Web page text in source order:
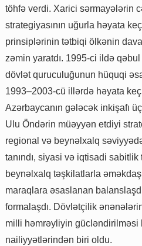
töhfə verdi. Xarici sərmayələrin
strategiyasının uğurla həyata
prinsiplərinin tətbiqi ölkənin
zəmin yaratdı. 1995-ci ildə
dövlət quruculuğunun hüquqi
1993–2003-cü illərdə həyata
Azərbaycanın gələcək inkişafı
Ulu Öndərin müəyyən etdiyi
regional və beynəlxalq
tanındı, siyasi və iqtisadi
beynəlxalq təşkilatlarla
maraqlara əsaslanan
formalaşdı. Dövlətçilik
milli həmrəyliyin gücləndirilməsi
nailiyyətlərindən biri oldu.